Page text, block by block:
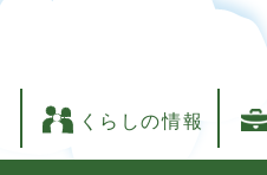
くらしの情報